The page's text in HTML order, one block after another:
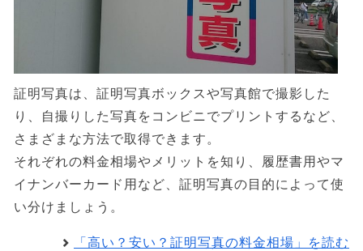
証明写真は、証明写真ボックスや写真館で撮影した
り、自撮りした写真をコンビニでプリントするなど、
さまざまな方法で取得できます。
それぞれの料金相場やメリットを知り、履歴書用やマ
イナンバーカード用など、証明写真の目的によって使
い分けましょう。
「高い？安い？証明写真の料金相場」を読む